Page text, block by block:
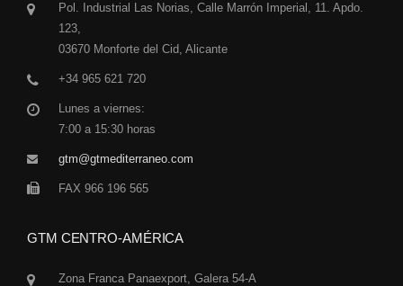
Pol. Industrial Las Norias, Calle Marrón Imperial, 11. Apdo.
123,
03670 Monforte del Cid, Alicante
+34 965 621 720
Lunes a viernes:
7:00 a 15:30 horas
gtm@gtmediterraneo.com
FAX 966 196 565
GTM CENTRO-AMÉRICA
Zona Franca Panaexport, Galera 54-A